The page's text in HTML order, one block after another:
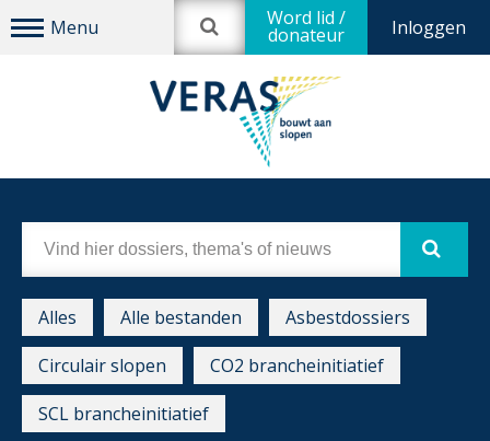
Inloggen
Word lid /
donateur
Alles Alle bestanden
Asbestdossiers
Circulair slopen
CO2 brancheinitiatief
SCL brancheinitiatief